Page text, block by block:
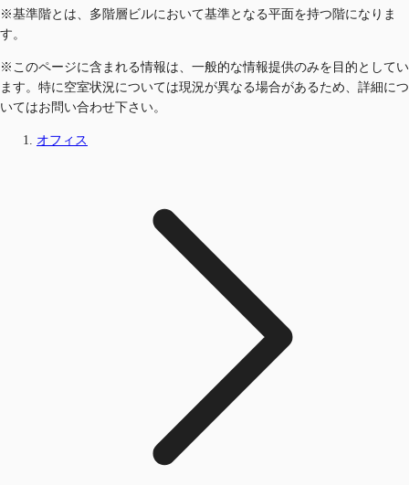
※基準階とは、多階層ビルにおいて基準となる平面を持つ階になりま
す。
※このページに含まれる情報は、一般的な情報提供のみを目的としてい
ます。特に空室状況については現況が異なる場合があるため、詳細につ
いてはお問い合わせ下さい。
オフィス